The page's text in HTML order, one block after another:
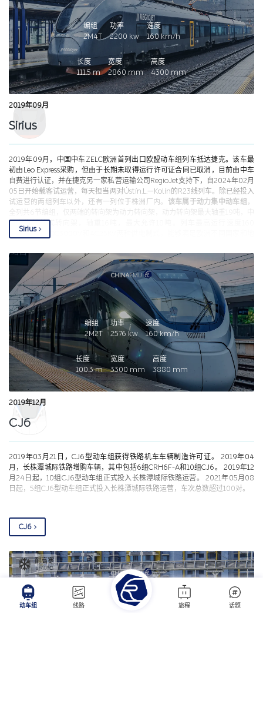
动车组 线路 旅程 话题
编组
2M4T
功率
2200 kw
速度
160 km/h
长度
111.5m
宽度
2860 mm
高度
4300 mm
2019年09月
Sirius
2019年09月，中国中车ZELC欧洲首列出口欧盟动车组列车抵达捷克。该车最
初由Leo Express采购，但由于长期未取得运行许可证合同已取消，目前由中车
自费进行认证，并在捷克另一家私营运输公司RegioJet支持下，自2024年02月
05日开始载客试运营，每天担当两对Ústín.L.—Kolín的R23线列车。除已经投入
试运营的两组列车以外，还有一列位于株洲厂内。 该车属于动力集中动车组 ，
全列共6节编组，仅两端的转向架为动力转向架，动力转向架最大轴重19吨，中
间车为铰接式转向架，轴重16吨，最大允许18吨。列车最高运行速度160
km/h，支持DC3000V和AC25KV两种供电制式，能够满足欧洲不同国家和地
动停车、自动唤醒、自适应进站停车等功能。列车控制系统采用两级结构
TCN(WTB+MVB)设计，两者均采用双通道冗余，列车级控制系统通过WTB实现
全列车的通信信号贯通，不仅支持单列车控制功能，还能支持两列动车组在任
意方向上的重联。列车车门开度为1 m，高度为2 m，共设置314个座位。全列
6节车厢，其中头车驾驶室后方的区域为商务座，以1+1布局，靠窗座位和过道
座位交替排列，两端设有四个对座，座椅为电动调节但可调角度有限，座椅前
方空间配备了腿托，可以实现半躺。另外，该车有意思的是，在两节二等座车
厢中设置了共24个“站座”，由最初的订购方Leo Express参与设计。三排“站座”
的空间相当于两排二等座，小坐垫还可以调节角度，可以实现“半坐”或者倚靠在
上方。不过这些座位并不出售，上方也没有标注座位号，据说这种站座是为了
解决在购票系统中同一方向需求重叠的问题：例如列车沿途经过A-B-C-D四站，
A-C段二等座已全部被占用，而B上车的乘客可以使用“站座”到C之后再乘坐二等
座到D，以提高列车利用率，因此不会单独划分为一个比二等座更廉价的席别。
Sirius
编组
2M2T
功率
2576 kw
速度
160km/h
长度
100.3m
宽度
3300 mm
高度
3880 mm
2019年12月
CJ6
2019年03月21日，CJ6型动车组获得铁路机车车辆制造许可证。 2019年04
月，长株潭城际铁路增购车辆，其中包括6组CRH6F-A和10组CJ6。 2019年12
月24日起，10组CJ6型动车组正式投入长株潭城际铁路运营。 2021年05月08
日起，5组CJ6型动车组正式投入长株潭城际铁路运营，车次总数超过100对。
CJ6
耐高寒
≤-40℃